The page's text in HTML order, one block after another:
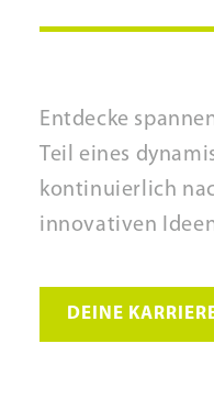
Entdecke
Teil eines
kontinuierlich
innovativen
DEINE